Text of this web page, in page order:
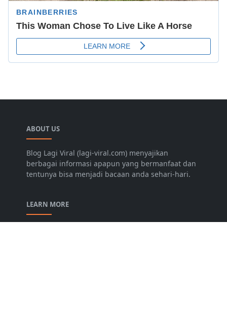
ABOUT US
Blog Lagi Viral (lagi-viral.com) menyajikan
berbagai informasi apapun yang bermanfaat dan
tentunya bisa menjadi bacaan anda sehari-hari.
LEARN MORE